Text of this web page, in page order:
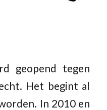
geopend tegen
Het begint al
In 2010 en